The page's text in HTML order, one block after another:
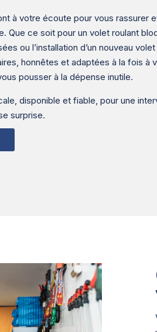
à votre écoute pour vous rassurer
Que ce soit pour un volet roulant
ou l’installation d’un nouveau
honnêtes et adaptées à la fois à
pousser à la dépense inutile.
disponible et fiable, pour une
surprise.